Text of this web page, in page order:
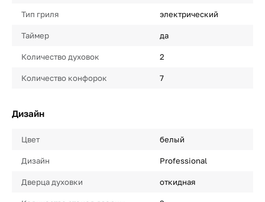
Тип гриля электрический
Таймер да
Количество духовок 2
Количество конфорок 7
Дизайн
Цвет белый
Дизайн Professional
Дверца духовки откидная